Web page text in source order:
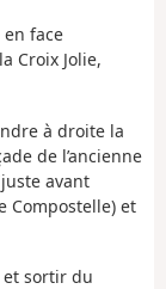
en face
Croix Jolie,
à droite la
de l’ancienne
avant
Compostelle) et
et sortir du